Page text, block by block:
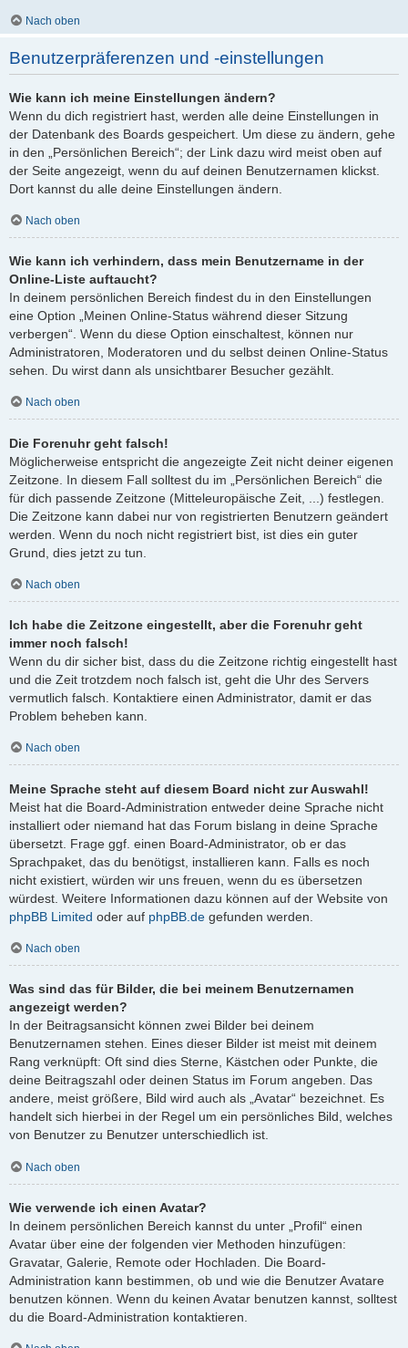
Nach oben
Benutzerpräferenzen und -einstellungen
Wie kann ich meine Einstellungen ändern?
Wenn du dich registriert hast, werden alle deine Einstellungen in
der Datenbank des Boards gespeichert. Um diese zu ändern, gehe
in den „Persönlichen Bereich“; der Link dazu wird meist oben auf
der Seite angezeigt, wenn du auf deinen Benutzernamen klickst.
Dort kannst du alle deine Einstellungen ändern.
Nach oben
Wie kann ich verhindern, dass mein Benutzername in der
Online-Liste auftaucht?
In deinem persönlichen Bereich findest du in den Einstellungen
eine Option „Meinen Online-Status während dieser Sitzung
verbergen“. Wenn du diese Option einschaltest, können nur
Administratoren, Moderatoren und du selbst deinen Online-Status
sehen. Du wirst dann als unsichtbarer Besucher gezählt.
Nach oben
Die Forenuhr geht falsch!
Möglicherweise entspricht die angezeigte Zeit nicht deiner eigenen
Zeitzone. In diesem Fall solltest du im „Persönlichen Bereich“ die
für dich passende Zeitzone (Mitteleuropäische Zeit, ...) festlegen.
Die Zeitzone kann dabei nur von registrierten Benutzern geändert
werden. Wenn du noch nicht registriert bist, ist dies ein guter
Grund, dies jetzt zu tun.
Nach oben
Ich habe die Zeitzone eingestellt, aber die Forenuhr geht
immer noch falsch!
Wenn du dir sicher bist, dass du die Zeitzone richtig eingestellt hast
und die Zeit trotzdem noch falsch ist, geht die Uhr des Servers
vermutlich falsch. Kontaktiere einen Administrator, damit er das
Problem beheben kann.
Nach oben
Meine Sprache steht auf diesem Board nicht zur Auswahl!
Meist hat die Board-Administration entweder deine Sprache nicht
installiert oder niemand hat das Forum bislang in deine Sprache
übersetzt. Frage ggf. einen Board-Administrator, ob er das
Sprachpaket, das du benötigst, installieren kann. Falls es noch
nicht existiert, würden wir uns freuen, wenn du es übersetzen
würdest. Weitere Informationen dazu können auf der Website von
phpBB Limited oder auf phpBB.de gefunden werden.
Nach oben
Was sind das für Bilder, die bei meinem Benutzernamen
angezeigt werden?
In der Beitragsansicht können zwei Bilder bei deinem
Benutzernamen stehen. Eines dieser Bilder ist meist mit deinem
Rang verknüpft: Oft sind dies Sterne, Kästchen oder Punkte, die
deine Beitragszahl oder deinen Status im Forum angeben. Das
andere, meist größere, Bild wird auch als „Avatar“ bezeichnet. Es
handelt sich hierbei in der Regel um ein persönliches Bild, welches
von Benutzer zu Benutzer unterschiedlich ist.
Nach oben
Wie verwende ich einen Avatar?
In deinem persönlichen Bereich kannst du unter „Profil“ einen
Avatar über eine der folgenden vier Methoden hinzufügen:
Gravatar, Galerie, Remote oder Hochladen. Die Board-
Administration kann bestimmen, ob und wie die Benutzer Avatare
benutzen können. Wenn du keinen Avatar benutzen kannst, solltest
du die Board-Administration kontaktieren.